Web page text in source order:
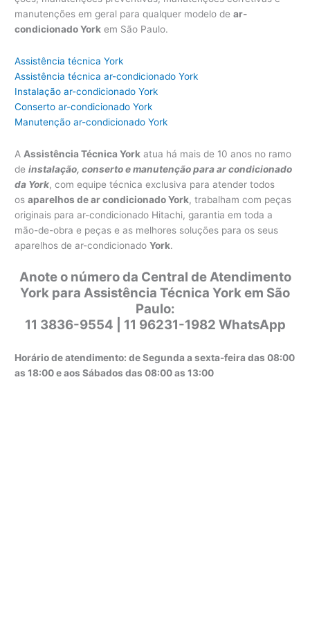
manutenções em geral para qualquer modelo dear-
condicionado York em São Paulo.
Assistência técnica York
Assistência técnica ar-condicionado York
Instalação ar-condicionado York
Conserto ar-condicionado York
Manutenção ar-condicionado York
A Assistência Técnica York atua há mais de 10 anos no ramo
deinstalação, conserto e manutenção para ar condicionado
da York, com equipe técnica exclusiva para atender todos
osaparelhos de ar condicionado York, trabalham com peças
originais para ar-condicionado Hitachi, garantia em toda a
mão-de-obra e peças e as melhores soluções para os seus
aparelhos de ar-condicionadoYork.
Anote o número da Central de Atendimento
York para Assistência Técnica York em São
Paulo:
11 3836-9554 | 11 96231-1982 WhatsApp
Horário de atendimento: de Segunda a sexta-feira das 08:00
as 18:00 e aos Sábados das 08:00 as 13:00